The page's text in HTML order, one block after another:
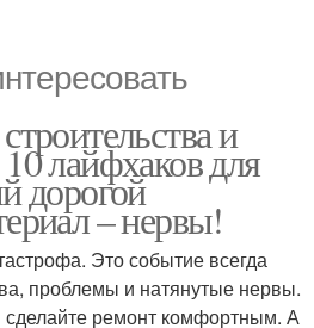
и
лайфхаков для
дорогой
– нервы!
Это событие всегда
проблемы и натянутые нервы.
сделайте ремонт комфортным. А